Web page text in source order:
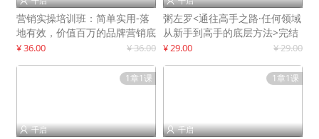
营销实操培训班：简单实用-落
地有效，价值百万的品牌营销底
层逻辑
¥ 36.00 ¥ 36.00
粥左罗<通往高手之路·任何领域
从新手到高手的底层方法>完结
¥ 29.00 ¥ 29.00
1章1课
 千启
1章1课
 千启